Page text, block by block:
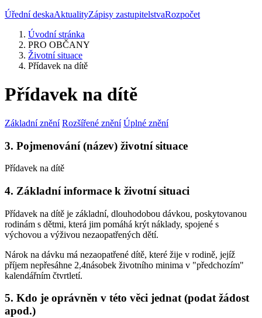
Úřední deskaAktualityZápisy zastupitelstvaRozpočet
Úvodní stránka
PRO OBČANY
Životní situace
Přídavek na dítě
Přídavek na dítě
Základní znění Rozšířené znění Úplné znění
3. Pojmenování (název) životní situace
Přídavek na dítě
4. Základní informace k životní situaci
Přídavek na dítě je základní, dlouhodobou dávkou, poskytovanou
rodinám s dětmi, která jim pomáhá krýt náklady, spojené s
výchovou a výživou nezaopatřených dětí.
Nárok na dávku má nezaopatřené dítě, které žije v rodině, jejíž
příjem nepřesáhne 2,4násobek životního minima v "předchozím"
kalendářním čtvrtletí.
5. Kdo je oprávněn v této věci jednat (podat žádost
apod.)